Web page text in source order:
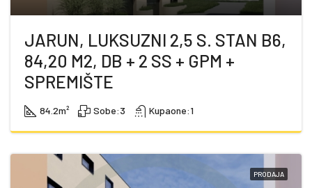
JARUN, LUKSUZNI 2,5 S. STAN B6,
84,20 M2, DB + 2 SS + GPM +
SPREMIŠTE
84.2m² Sobe:3 Kupaone:1
PRODAJA